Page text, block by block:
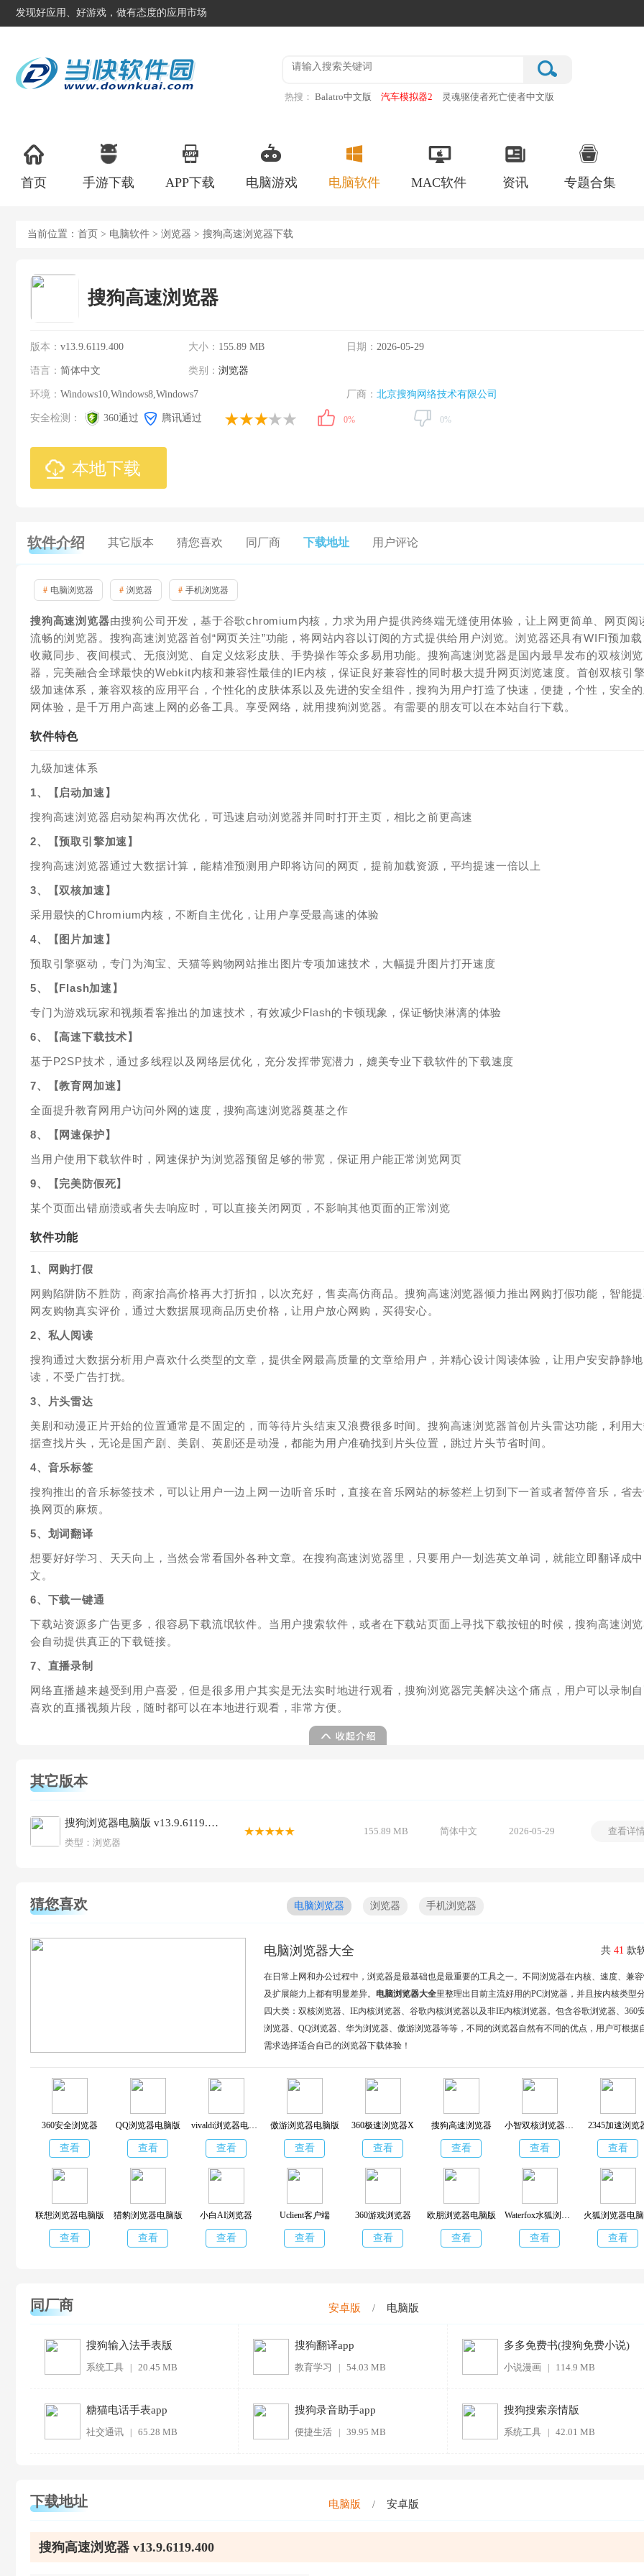
发现好应用、好游戏，做有态度的应用市场
热搜： Balatro中文版 汽车模拟器2
灵魂驱使者死亡使者中文版
首页 手游下载 APP下载 电脑游戏 电脑软件 MAC软件 资讯 专题合集
当前位置： 首页 > 电脑软件 > 浏览器 > 搜狗高速浏览器下载
搜狗高速浏览器
版本： v13.9.6119.400 大小： 155.89 MB 日期： 2026-05-29
语言： 简体中文 类别： 浏览器
环境： Windows10,Windows8,Windows7 厂商： 北京搜狗网络技术有限公司
安全检测： 360通过 腾讯通过 0% 0%
本地下载
软件介绍 其它版本 猜您喜欢 同厂商 下载地址 用户评论
# 电脑浏览器 # 浏览器 # 手机浏览器
搜狗高速浏览器由搜狗公司开发，基于谷歌chromium内核，力求为用户提供跨终端无缝使用体验，让上网更简单、网页阅
流畅的浏览器。搜狗高速浏览器首创“网页关注”功能，将网站内容以订阅的方式提供给用户浏览。浏览器还具有WIFI预加载
收藏同步、夜间模式、无痕浏览、自定义炫彩皮肤、手势操作等众多易用功能。搜狗高速浏览器是国内最早发布的双核浏览
器，完美融合全球最快的Webkit内核和兼容性最佳的IE内核，保证良好兼容性的同时极大提升网页浏览速度。首创双核引
级加速体系，兼容双核的应用平台，个性化的皮肤体系以及先进的安全组件，搜狗为用户打造了快速，便捷，个性，安全的
网体验，是千万用户高速上网的必备工具。享受网络，就用搜狗浏览器。有需要的朋友可以在本站自行下载。
软件特色
九级加速体系
1、【启动加速】
搜狗高速浏览器启动架构再次优化，可迅速启动浏览器并同时打开主页，相比之前更高速
2、【预取引擎加速】
搜狗高速浏览器通过大数据计算，能精准预测用户即将访问的网页，提前加载资源，平均提速一倍以上
3、【双核加速】
采用最快的Chromium内核，不断自主优化，让用户享受最高速的体验
4、【图片加速】
预取引擎驱动，专门为淘宝、天猫等购物网站推出图片专项加速技术，大幅提升图片打开速度
5、【Flash加速】
专门为游戏玩家和视频看客推出的加速技术，有效减少Flash的卡顿现象，保证畅快淋漓的体验
6、【高速下载技术】
基于P2SP技术，通过多线程以及网络层优化，充分发挥带宽潜力，媲美专业下载软件的下载速度
7、【教育网加速】
全面提升教育网用户访问外网的速度，搜狗高速浏览器奠基之作
8、【网速保护】
当用户使用下载软件时，网速保护为浏览器预留足够的带宽，保证用户能正常浏览网页
9、【完美防假死】
某个页面出错崩溃或者失去响应时，可以直接关闭网页，不影响其他页面的正常浏览
软件功能
1、网购打假
网购陷阱防不胜防，商家抬高价格再大打折扣，以次充好，售卖高仿商品。搜狗高速浏览器倾力推出网购打假功能，智能提
网友购物真实评价，通过大数据展现商品历史价格，让用户放心网购，买得安心。
2、私人阅读
搜狗通过大数据分析用户喜欢什么类型的文章，提供全网最高质量的文章给用户，并精心设计阅读体验，让用户安安静静地
读，不受广告打扰。
3、片头雷达
美剧和动漫正片开始的位置通常是不固定的，而等待片头结束又浪费很多时间。搜狗高速浏览器首创片头雷达功能，利用大
据查找片头，无论是国产剧、美剧、英剧还是动漫，都能为用户准确找到片头位置，跳过片头节省时间。
4、音乐标签
搜狗推出的音乐标签技术，可以让用户一边上网一边听音乐时，直接在音乐网站的标签栏上切到下一首或者暂停音乐，省去
换网页的麻烦。
5、划词翻译
想要好好学习、天天向上，当然会常看国外各种文章。在搜狗高速浏览器里，只要用户一划选英文单词，就能立即翻译成中
文。
6、下载一键通
下载站资源多广告更多，很容易下载流氓软件。当用户搜索软件，或者在下载站页面上寻找下载按钮的时候，搜狗高速浏览
会自动提供真正的下载链接。
7、直播录制
网络直播越来越受到用户喜爱，但是很多用户其实是无法实时地进行观看，搜狗浏览器完美解决这个痛点，用户可以录制自
喜欢的直播视频片段，随时都可以在本地进行观看，非常方便。
其它版本
搜狗浏览器电脑版 v13.9.6119.400
类型： 浏览器
155.89 MB 简体中文 2026-05-29 查看详
猜您喜欢 电脑浏览器 浏览器 手机浏览器
电脑浏览器大全 共 41 款
在日常上网和办公过程中，浏览器是最基础也是最重要的工具之一。不同浏览器在内核、速度、兼
及扩展能力上都有明显差异。 电脑浏览器大全里整理出目前主流好用的PC浏览器，并且按内核类型
四大类：双核浏览器、IE内核浏览器、谷歌内核浏览器以及非IE内核浏览器。包含谷歌浏览器、360
浏览器、QQ浏览器、华为浏览器、傲游浏览器等等，不同的浏览器自然有不同的优点，用户可根据
需求选择适合自己的浏览器下载体验！
360安全浏览器
查看
QQ浏览器电脑版
查看
vivaldi浏览器电脑版
查看
傲游浏览器电脑版
查看
360极速浏览器X
查看
搜狗高速浏览器
查看
小智双核浏览器电脑版
查看
2345加速浏览
查看
联想浏览器电脑版
查看
猎豹浏览器电脑版
查看
小白AI浏览器
查看
Uclient客户端
查看
360游戏浏览器
查看
欧朋浏览器电脑版
查看
Waterfox水狐浏览器
查看
火狐浏览器电
查看
同厂商 安卓版 / 电脑版
搜狗输入法手表版
系统工具 20.45 MB
搜狗翻译app
教育学习 54.03 MB
多多免费书(搜狗免费小说)
小说漫画 114.9 MB
糖猫电话手表app
社交通讯 65.28 MB
搜狗录音助手app
便捷生活 39.95 MB
搜狗搜索亲情版
系统工具 42.01 MB
下载地址 电脑版 / 安卓版
搜狗高速浏览器 v13.9.6119.400